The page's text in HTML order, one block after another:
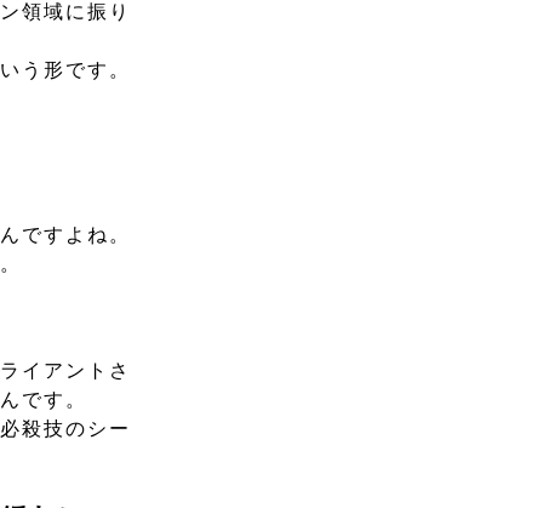
領域に振り
う形です。
ですよね。
イアントさ
です。
殺技のシー